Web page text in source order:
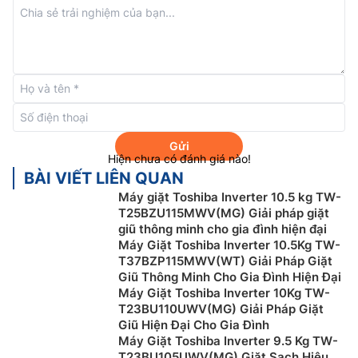
Công nghệ Origin Inverter
Máy giặt Toshiba 9.5kgTW-T21BU105UWV(MG) sử
dụng động cơ truyền động gián tiếp kết hợp công
nghệ Origin Inverter giúp tiết kiệm năng lượng đáng
kể, tối ưu chi phí sinh hoạt cho gia đình. Ngoài ra,
công nghệ inverter còn giúp máy giặt hoạt động êm ái
Gửi
Hiện chưa có đánh giá nào!
BÀI VIẾT LIÊN QUAN
Máy giặt Toshiba Inverter 10.5 kg TW-
T25BZU115MWV(MG) Giải pháp giặt
giũ thông minh cho gia đình hiện đại
Máy Giặt Toshiba Inverter 10.5Kg TW-
T37BZP115MWV(WT) Giải Pháp Giặt
Giũ Thông Minh Cho Gia Đình Hiện Đại
Máy Giặt Toshiba Inverter 10Kg TW-
T23BU110UWV(MG) Giải Pháp Giặt
Giũ Hiện Đại Cho Gia Đình
Máy Giặt Toshiba Inverter 9.5 Kg TW-